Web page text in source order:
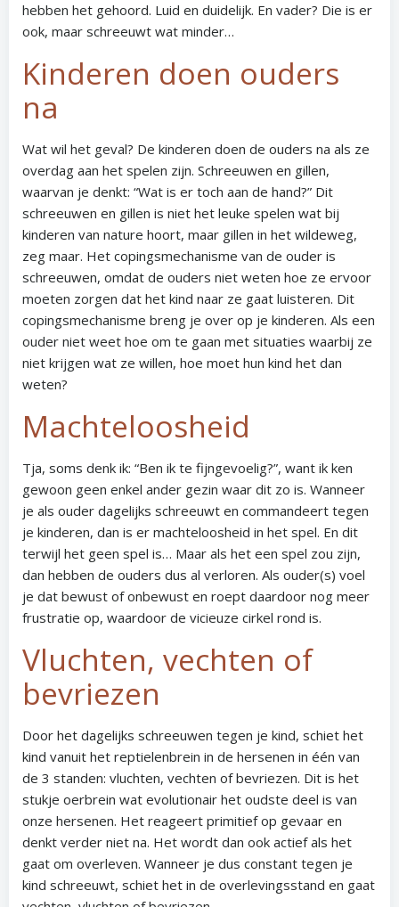
hebben het gehoord. Luid en duidelijk. En vader? Die is er
ook, maar schreeuwt wat minder…
Kinderen doen ouders
na
Wat wil het geval? De kinderen doen de ouders na als ze
overdag aan het spelen zijn. Schreeuwen en gillen,
waarvan je denkt: “Wat is er toch aan de hand?” Dit
schreeuwen en gillen is niet het leuke spelen wat bij
kinderen van nature hoort, maar gillen in het wildeweg,
zeg maar. Het copingsmechanisme van de ouder is
schreeuwen, omdat de ouders niet weten hoe ze ervoor
moeten zorgen dat het kind naar ze gaat luisteren. Dit
copingsmechanisme breng je over op je kinderen. Als een
ouder niet weet hoe om te gaan met situaties waarbij ze
niet krijgen wat ze willen, hoe moet hun kind het dan
weten?
Machteloosheid
Tja, soms denk ik: “Ben ik te fijngevoelig?”, want ik ken
gewoon geen enkel ander gezin waar dit zo is. Wanneer
je als ouder dagelijks schreeuwt en commandeert tegen
je kinderen, dan is er machteloosheid in het spel. En dit
terwijl het geen spel is… Maar als het een spel zou zijn,
dan hebben de ouders dus al verloren. Als ouder(s) voel
je dat bewust of onbewust en roept daardoor nog meer
frustratie op, waardoor de vicieuze cirkel rond is.
Vluchten, vechten of
bevriezen
Door het dagelijks schreeuwen tegen je kind, schiet het
kind vanuit het reptielenbrein in de hersenen in één van
de 3 standen: vluchten, vechten of bevriezen. Dit is het
stukje oerbrein wat evolutionair het oudste deel is van
onze hersenen. Het reageert primitief op gevaar en
denkt verder niet na. Het wordt dan ook actief als het
gaat om overleven. Wanneer je dus constant tegen je
kind schreeuwt, schiet het in de overlevingsstand en gaat